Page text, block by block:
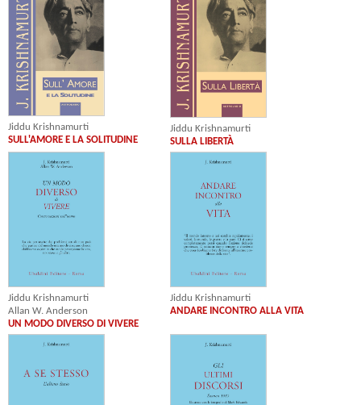
Jiddu Krishnamurti
SULL'AMORE E LA SOLITUDINE
Jiddu Krishnamurti
SULLA LIBERTÀ
Jiddu Krishnamurti
Allan W. Anderson
UN MODO DIVERSO DI VIVERE
Jiddu Krishnamurti
ANDARE INCONTRO ALLA VITA